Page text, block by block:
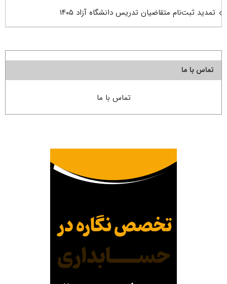
تمدید ثبت‌نام متقاضیان تدریس دانشگاه آزاد ۱۴۰۵
تماس با ما
تماس با ما